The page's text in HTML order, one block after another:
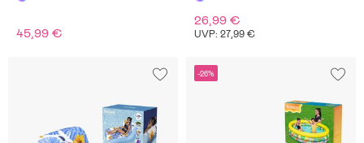
45,99 €
26,99 €
UVP: 27,99 €
-26%